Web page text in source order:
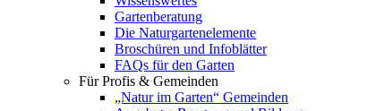
Gartenberatung
Die Naturgartenelemente
Broschüren und Infoblätter
FAQs für den Garten
Für Profis & Gemeinden
„Natur im Garten“ Gemeinden